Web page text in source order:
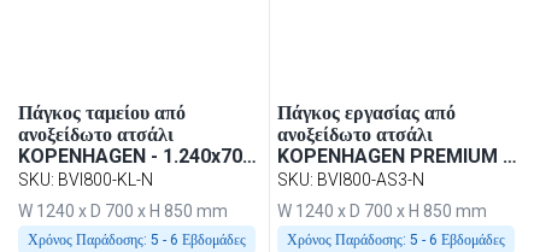
Πάγκος ταμείου από
ανοξείδωτο ατσάλι
KOPENHAGEN - 1.240x700
mm - αριστερά
SKU: BVI800-KL-N
W 1240 x D 700 x H 850 mm
Χρόνος Παράδοσης: 5 - 6 Εβδομάδες
Πάγκος εργασίας από
ανοξείδωτο ατσάλι
KOPENHAGEN PREMIUM -
1240x700 mm - πάσο
SKU: BVI800-AS3-N
W 1240 x D 700 x H 850 mm
Χρόνος Παράδοσης: 5 - 6 Εβδομάδες